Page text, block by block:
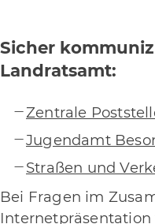
Sicher
Landratsamt:
Zentrale
Jugendamt
Straßen und
Bei Fragen im